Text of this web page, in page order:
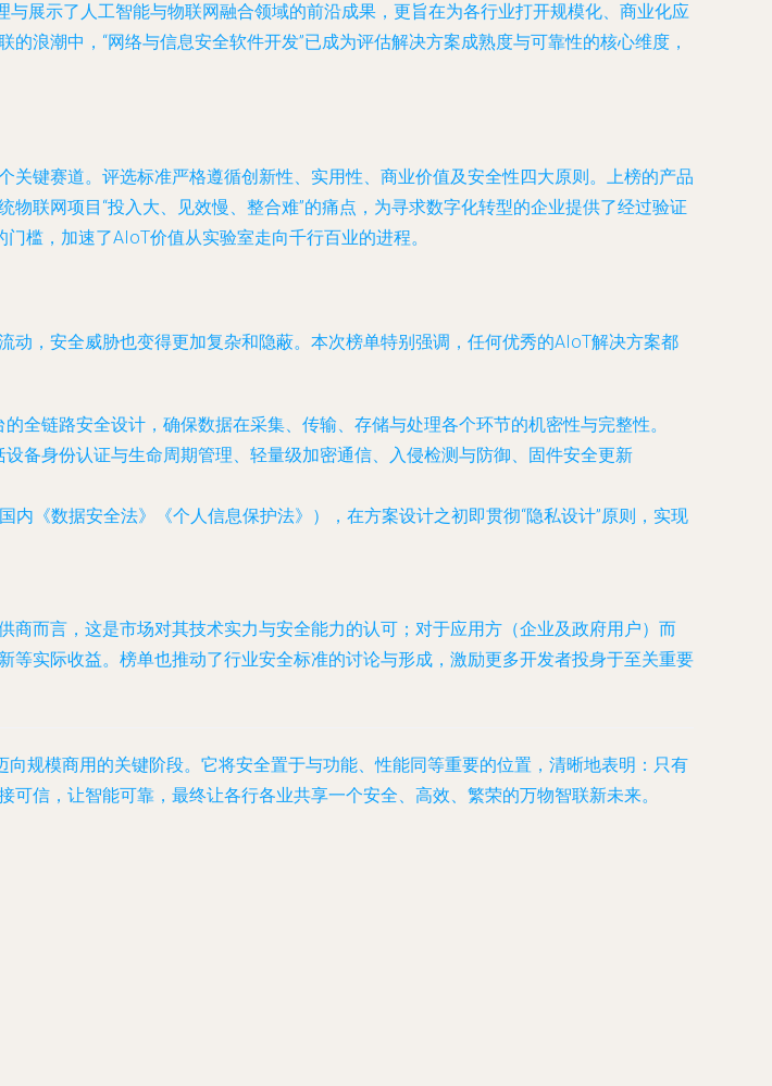
展示了人工智能与物联网融合领域的前沿成果，更旨在为各行业打开规模化、商业化应
浪潮中，“网络与信息安全软件开发”已成为评估解决方案成熟度与可靠性的核心维度，
键赛道。评选标准严格遵循创新性、实用性、商业价值及安全性四大原则。上榜的产品
联网项目“投入大、见效慢、整合难”的痛点，为寻求数字化转型的企业提供了经过验证
槛，加速了AIoT价值从实验室走向千行百业的进程。
，安全威胁也变得更加复杂和隐蔽。本次榜单特别强调，任何优秀的AIoT解决方案都
全链路安全设计，确保数据在采集、传输、存储与处理各个环节的机密性与完整性。
备身份认证与生命周期管理、轻量级加密通信、入侵检测与防御、固件安全更新
内《数据安全法》《个人信息保护法》），在方案设计之初即贯彻“隐私设计”原则，实现
而言，这是市场对其技术实力与安全能力的认可；对于应用方（企业及政府用户）而
实际收益。榜单也推动了行业安全标准的讨论与形成，激励更多开发者投身于至关重要
规模商用的关键阶段。它将安全置于与功能、性能同等重要的位置，清晰地表明：只有
信，让智能可靠，最终让各行各业共享一个安全、高效、繁荣的万物智联新未来。